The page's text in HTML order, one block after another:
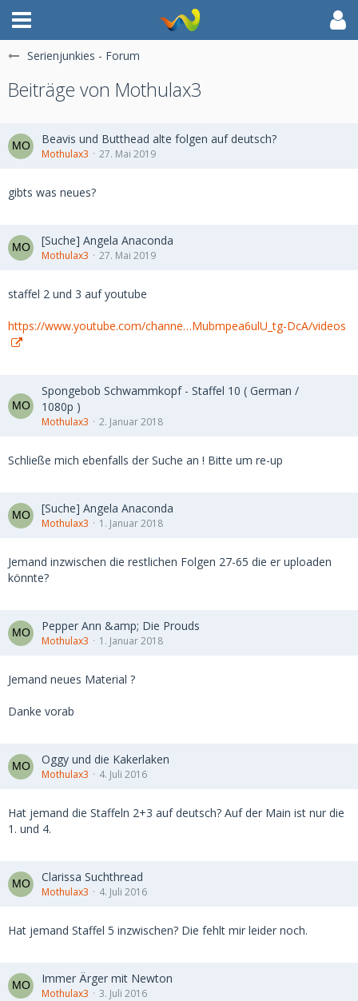
Serienjunkies - Forum
Beiträge von Mothulax3
Beavis und Butthead alte folgen auf deutsch?
Mothulax3 27. Mai 2019
gibts was neues?
[Suche] Angela Anaconda
Mothulax3 27. Mai 2019
staffel 2 und 3 auf youtube
https://www.youtube.com/channe…Mubmpea6ulU_tg-DcA/videos
Spongebob Schwammkopf - Staffel 10 ( German /
1080p )
Mothulax3 2. Januar 2018
Schließe mich ebenfalls der Suche an ! Bitte um re-up
[Suche] Angela Anaconda
Mothulax3 1. Januar 2018
Jemand inzwischen die restlichen Folgen 27-65 die er uploaden
könnte?
Pepper Ann &amp; Die Prouds
Mothulax3 1. Januar 2018
Jemand neues Material ?
Danke vorab
Oggy und die Kakerlaken
Mothulax3 4. Juli 2016
Hat jemand die Staffeln 2+3 auf deutsch? Auf der Main ist nur die
1. und 4.
Clarissa Suchthread
Mothulax3 4. Juli 2016
Hat jemand Staffel 5 inzwischen? Die fehlt mir leider noch.
Immer Ärger mit Newton
Mothulax3 3. Juli 2016